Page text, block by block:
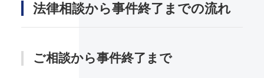
法律相談から事件終了までの流れ
ご相談から事件終了まで